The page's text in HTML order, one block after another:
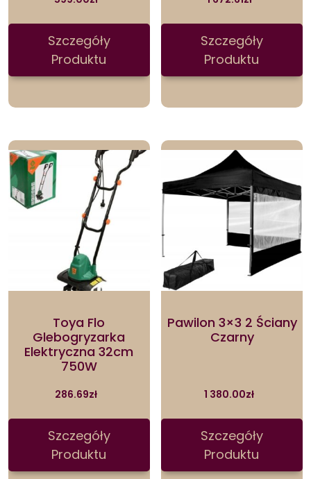
Szczegóły
Produktu
Szczegóły
Produktu
Toya Flo
Glebogryzarka
Elektryczna 32cm
750W
286.69zł
Szczegóły
Produktu
Pawilon 3×3 2 Ściany
Czarny
1 380.00zł
Szczegóły
Produktu